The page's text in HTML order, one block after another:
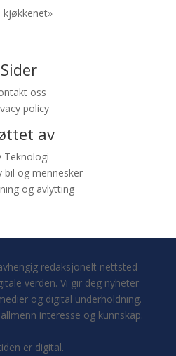
kjøkkenet»
Sider
oss
policy
av
Teknologi
bil og mennesker
og avlytting
redaksjonelt nettsted
verden. Vi gir deg nyheter
og digital underholdning.
interesse og kunnskap.
er digital.